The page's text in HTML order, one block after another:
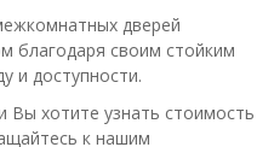
дверей
благодаря своим стойким
и доступности.
Вы хотите узнать стоимость
к нашим